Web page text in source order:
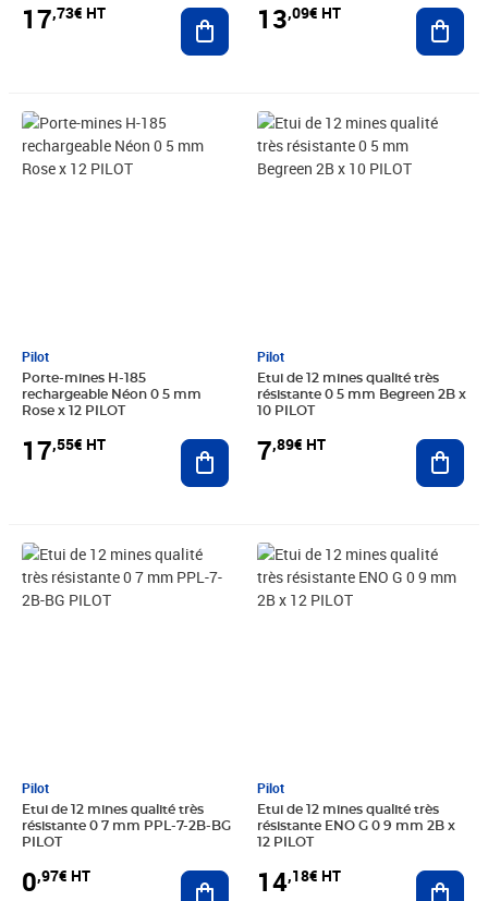
17,73€ HT Ajouter au panier
13,09€ HT
Pilot
Porte-mines H-185
rechargeable Néon 0 5 mm
Rose x 12 PILOT
17,55€ HT
Prix 17,55€ HT
Ajouter au panier
Pilot
Etui de 12 mines qualité très
résistante 0 5 mm Begreen 2B x
10 PILOT
7,89€ HT
Prix 7,89€ HT
Pilot
Etui de 12 mines qualité très
résistante 0 7 mm PPL-7-2B-BG
PILOT
0,97€ HT
Prix 0,97€ HT
Ajouter au panier
Pilot
Etui de 12 mines qualité très
résistante ENO G 0 9 mm 2B x
12 PILOT
14,18€ HT
Prix 14,18€ HT